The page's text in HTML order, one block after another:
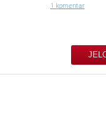
1 komentar